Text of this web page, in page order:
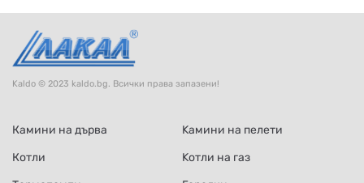
Kaldo © 2023 kaldo.bg. Всички права запазени!
Камини на дърва
Kамини на пелети
Котли
Kотли на газ